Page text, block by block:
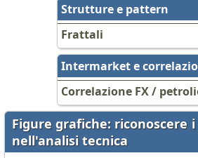
Strutture e pattern
Frattali
Intermarket e
Correlazione FX /
Figure grafiche: riconoscere
nell'analisi tecnica